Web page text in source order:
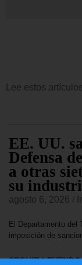
Lee estos artículos
EE. UU.
Defensa
a otras
su
agosto 6, 2026
El Departamento del
imposición de
SEGUIR